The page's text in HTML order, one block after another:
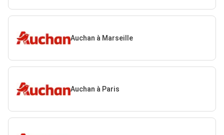
Auchan à Marseille
Auchan à Paris